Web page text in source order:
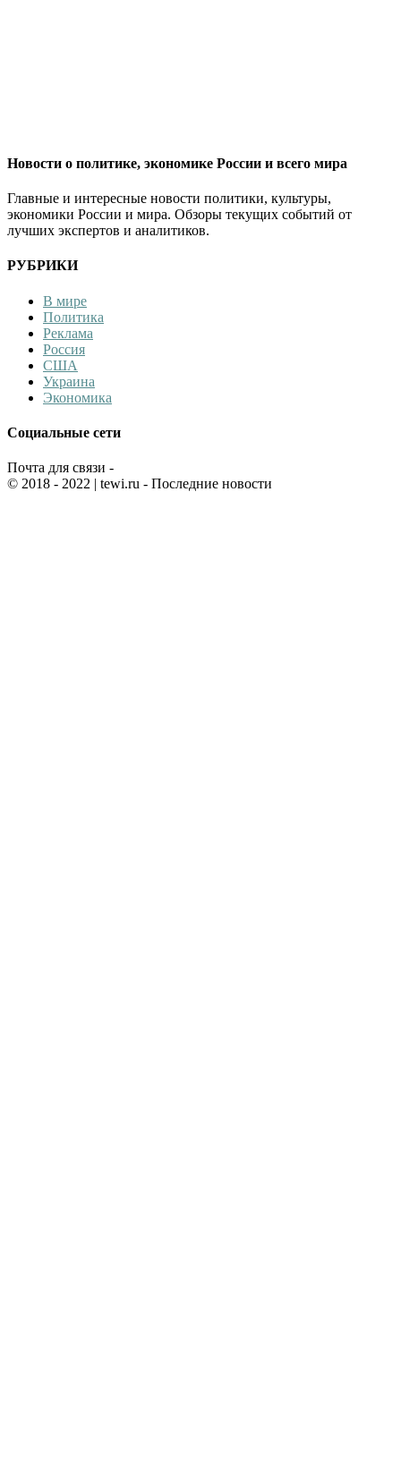
Новости о политике, экономике России и всего мира
Главные и интересные новости политики, культуры,
экономики России и мира. Обзоры текущих событий от
лучших экспертов и аналитиков.
РУБРИКИ
В мире
Политика
Реклама
Россия
США
Украина
Экономика
Социальные сети
Почта для связи -
© 2018 - 2022 | tewi.ru - Последние новости